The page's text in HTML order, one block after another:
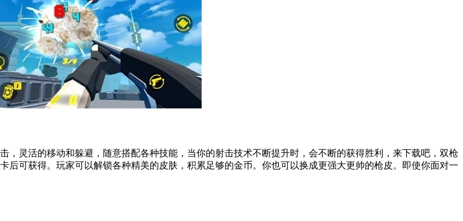
，灵活的移动和躲避，随意搭配各种技能，当你的射击技术不断提升时，会不断的获得胜利，来下载吧，双枪
可获得。玩家可以解锁各种精美的皮肤，积累足够的金币。你也可以换成更强大更帅的枪皮。即使你面对一